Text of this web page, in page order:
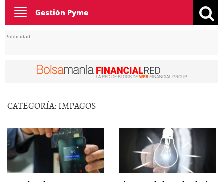
Toggle
navigation
Gestión Pyme
Publicidad
CATEGORÍA: IMPAGOS